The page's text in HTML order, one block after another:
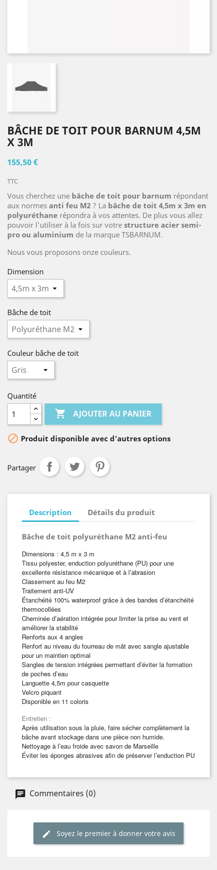
BÂCHE DE TOIT POUR BARNUM 4,5M
X 3M
155,50 €
TTC
Vous cherchez une bâche de toit pour barnum répondant
aux normes anti feu M2 ? La bâche de toit 4,5m x 3m en
polyuréthane répondra à vos attentes. De plus vous allez
pouvoir l'utiliser à la fois sur votre structure acier semi-
pro ou aluminium de la marque TSBARNUM.
Nous vous proposons onze couleurs.
Dimension
Bâche de toit
Couleur bâche de toit
Quantité
 AJOUTER AU PANIER
 Produit disponible avec d'autres options
Partager
Description Détails du produit
Bâche de toit polyuréthane M2 anti-feu
Dimensions : 4,5 m x 3 m
Tissu polyester, enduction polyuréthane (PU) pour une
excellente résistance mécanique et à l’abrasion
Classement au feu M2
Traitement anti-UV
Étanchéité 100% waterproof grâce à des bandes d’étanchéité
thermocollées
Cheminée d’aération intégrée pour limiter la prise au vent et
améliorer la stabilité
Renforts aux 4 angles
Renfort au niveau du fourreau de mât avec sangle ajustable
pour un maintien optimal
Sangles de tension intégrées permettant d’éviter la formation
de poches d’eau
Languette 4,5m pour casquette
Velcro piquant
Disponible en 11 coloris
Entretien :
Après utilisation sous la pluie, faire sécher complètement la
bâche avant stockage dans une pièce non humide.
Nettoyage à l’eau froide avec savon de Marseille
Éviter les éponges abrasives afin de préserver l’enduction PU
Commentaires (0)
Soyez le premier à donner votre avis